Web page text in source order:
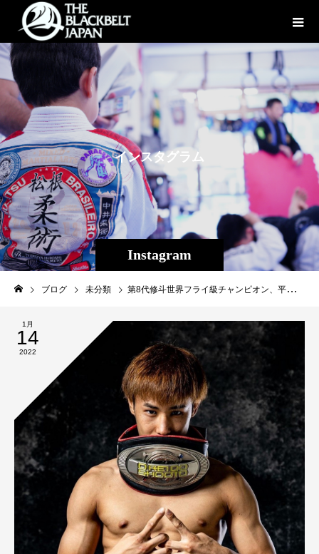
Instagram
インスタグラ ム
ブログ 未分類 第8代修斗世界フライ級チャンピオン、平良 達郎(21歳)が米国最大のエージェント「イリディアム・スポーツ」と正式契約。UFC 出場と世界戦略で合意。そして海外武者修行へ!プロアマ通じて無敗の快進撃を続け る沖縄県在住のプロ格闘家、第8代修斗世界フライ級チャンピオン・平良達郎(The パラエスト ラ沖縄)は、この度ラスベガスに本社を置く MMA スポーツマ ネージメント会社「IRIDIUM SPORTS AGENCY」との契約を締結したことをご報告させて頂きます。◆平良達郎の今後2022 年「沖縄から、日本から、世界の頂点に!」を合言葉に日米のチームが一丸となって 3 年以内に日本人初の UFC 世界王者を目指していきます。昨年行われた「VTJ 2021」での圧倒的な勝利の後、約1ヶ月の間に北米大手の海外 MMA エ ージェント、現地のフィーダーリーグ(UFC下部組織)である海外の格闘技プロモーションな ど合計 5 社からの契約のオファーがありました。その中でもエージェント CEO 含め、北米の格闘技関係者との話し合いの結果、米国ラスベガ スに拠点に置く「IRIDIUM SPORTS AGENCY」との海外マネージ メント、プロモーション、マーケティングに関する契約を交わすことになりました。数あるオファーの中から「イリディアム・スポーツ」との契約を決めた理由として、CEO の ジェイソン・ハウス氏から直々に将来におけるアジアマーケットを担う軽量級スター選手として育成したい、と最大限の評価をして頂いたことと、早期の UFC との契約を目指すのはもちろん、3 年以内に日本人初のUFC王者を目指すため、「イリディア ム・スポーツ」が一丸となってサポートしてくれることを約束して頂きました。「イリディアム・スポーツ」はUFCで活躍する 107 名以上の選手とマネージメント契約を 結び、平良が標的とする現UFCフライ級世界王者ブランドン・モレノをはじめ、UFC元王者 や数多くのランカーが所属しております。今回の海外エージェントとの契約により、今後はいつでも北米で試合ができるようUFCを通 じてプロアスリート用ビザを申請。 春から夏までにUFC本戦への出場も含め、コンテンダーズシリーズ等、常時試合を行える準備 を整えて参ります。また、今年度のプロ修斗開幕戦となる1月 16 日の前日から、現修斗世界バンタ ム級王者・岡田遼と共に、今後の主戦場となる米国で拠点となるジムや練習環境、現地への視察 を含め初の海外武者修行に向かいます。 先ずは日本でも活躍したレジェンドファイター、鉄人ランディー・クートゥア氏が主宰する「Xtream Couture」での練習への参加を中心に1 月 22 日に行われる「UFC270」観戦後に は、現 UFC フライ級世界王者ブランドン・モレノ選手たちとも合流する可能性も視野に入れて おります。格闘技業界のみならず、日本国内を巻き込んだ活躍が期待されるスーパーノヴァ(超新星)平良 達郎は、修斗の世界王者だった堀口恭司選手に負けないように世界の頂点 を目指していきます。これから世界を目指す子供達に夢を与えられる選手と して、格闘技ファンのみならず、多くの皆さまに応援いただけますよう、日米のチーム一丸となってサポートしていきます。 日本が誇る“スーパーノヴァ”平良達郎の今後の活躍にご期待ください。 ▼平良達郎のコメント「2022 年は UFC への挑戦、そして勝ち抜くことを目標に皆様の期待に応えられるように頑張り ます。UFC との契約を勝ち取ることは非常に困難なことだと思いますが、必ず結果を出し、契 約を勝ち取ります。その為にも、環境への適応を含め、トレーニングの拠点を海外に置き、様々 な経験することで成長していきたいと思います。 強くなった平良達郎の姿を見せるのはもちろん、自分に続く日本人選手の為にも“幻想”を“リア ル”に出来るファイターになります。 ファンの皆様には、これからも応援して頂ける様に邁進していきますので、これからも平良達郎 をよろしくお願いします!」▼IRIDIUM SPORTS AGENCY 代表 ジェイソン・ハウス(JASON HOUSE)氏のコメント「TATSURO をイリディアム・スポーツ・エージェンシーのファミリーに迎えることができ、 大変うれしく思います。 私たちは彼が現在、世界で最も有望なファイターの一人であると心から信じており、2022 年に 彼のキャリアの中で次のステップを踏み出すサポートが出来ることに興奮しています。 試合中の TATSURO の強さが注目を集めていますが、ケージの外での彼のアスリートの模範と なる性格や人間性が素晴らしく、そのギャップに驚きました。 今回は彼とマネージメント契約を結べたことに大変感謝しております。そして、我々と共に TATSURO にとって最高の未来を創ることを楽しみにしています!」#修斗#平良達郎#IRIDIUMSPORTSAGENCY#INSPIRIT
1月
14
2022